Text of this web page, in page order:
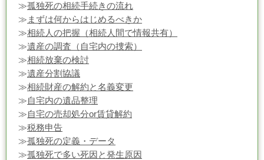
≫孤独死の相続手続きの流れ
≫ まずは何からはじめるべきか
≫相続人の把握（相続人間で情報共有）
≫遺産の調査（自宅内の捜索）
≫相続放棄の検討
≫遺産分割協議
≫相続財産の解約と名義変更
≫自宅内の遺品整理
≫自宅の売却処分or賃貸解約
≫税務申告
≫孤独死の定義・データ
≫孤独死で多い死因と発生原因